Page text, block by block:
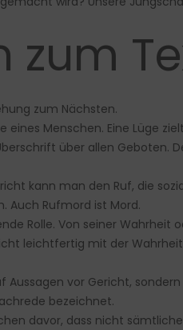
zum
zum Nächsten.
eines Menschen. Eine Lüge
über allen Geboten.
kann man den Ruf, die
Auch Rufmord ist Mord.
Rolle. Von seiner
leichtfertig mit der
vor Gericht,
bezeichnet.
davor, dass nicht